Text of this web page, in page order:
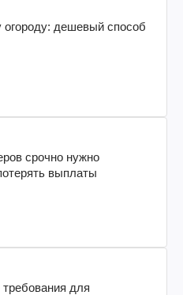
дешевый способ
срочно нужно
выплаты
для